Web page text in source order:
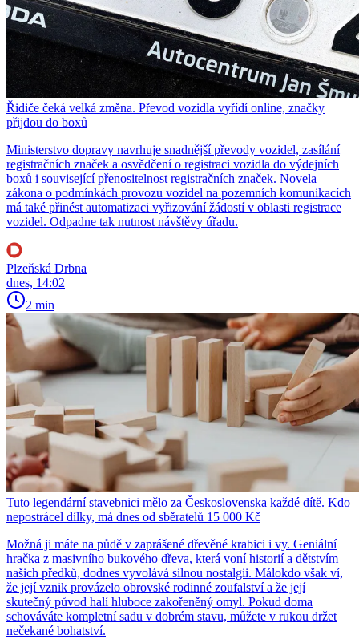
Řidiče čeká velká změna. Převod vozidla vyřídí online, značky
přijdou do boxů
Ministerstvo dopravy navrhuje snadnější převody vozidel, zasílání
registračních značek a osvědčení o registraci vozidla do výdejních
boxů i související přenositelnost registračních značek. Novela
zákona o podmínkách provozu vozidel na pozemních komunikacích
má také přinést automatizaci vyřizování žádostí v oblasti registrace
vozidel. Odpadne tak nutnost návštěvy úřadu.
Plzeňská Drbna
dnes, 14:02
2 min
Tuto legendární stavebnici mělo za Československa každé dítě. Kdo
nepostrácel dílky, má dnes od sběratelů 15 000 Kč
Možná ji máte na půdě v zaprášené dřevěné krabici i vy. Geniální
hračka z masivního bukového dřeva, která voní historií a dětstvím
našich předků, dodnes vyvolává silnou nostalgii. Málokdo však ví,
že její vznik provázelo obrovské rodinné zoufalství a že její
skutečný původ halí hluboce zakořeněný omyl. Pokud doma
schováváte kompletní sadu v dobrém stavu, můžete v rukou držet
nečekané bohatství.